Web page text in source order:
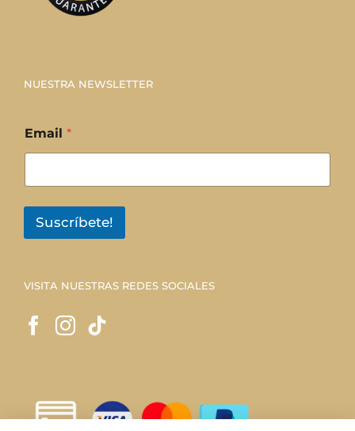
NUESTRA NEWSLETTER
Email *
Suscríbete!
VISITA NUESTRAS REDES SOCIALES